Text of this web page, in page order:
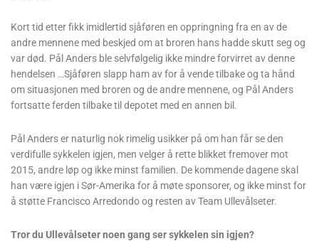
Kort tid etter fikk imidlertid sjåføren en oppringning fra en av de
andre mennene med beskjed om at broren hans hadde skutt seg og
var død. Pål Anders ble selvfølgelig ikke mindre forvirret av denne
hendelsen …Sjåføren slapp ham av for å vende tilbake og ta hånd
om situasjonen med broren og de andre mennene, og Pål Anders
fortsatte ferden tilbake til depotet med en annen bil.
Pål Anders er naturlig nok rimelig usikker på om han får se den
verdifulle sykkelen igjen, men velger å rette blikket fremover mot
2015, andre løp og ikke minst familien. De kommende dagene skal
han være igjen i Sør-Amerika for å møte sponsorer, og ikke minst for
å støtte Francisco Arredondo og resten av Team Ullevålseter.
Tror du Ullevålseter noen gang ser sykkelen sin igjen?